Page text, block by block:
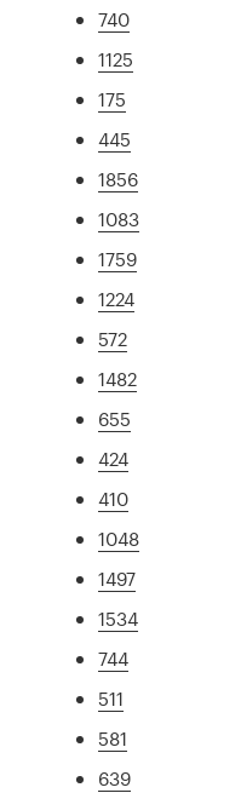
740
1125
175
445
1856
1083
1759
1224
572
1482
655
424
410
1048
1497
1534
744
511
581
639